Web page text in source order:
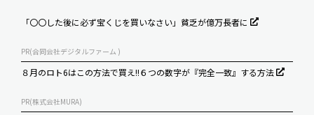
「〇〇した後に必ず宝くじを買いなさい」貧乏が億万長者に
PR(合同会社デジタルファーム )
８月のロト6はこの方法で買え!!６つの数字が『完全一致』する方法
PR(株式会社MURA)